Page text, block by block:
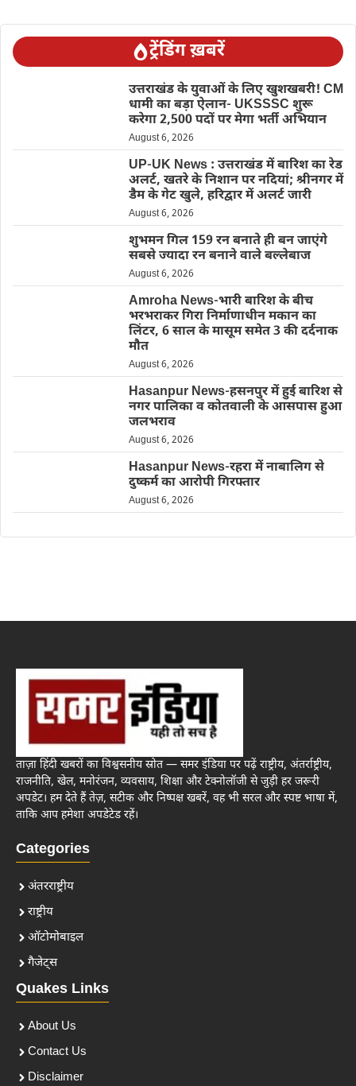
ट्रेंडिंग ख़बरें
उत्तराखंड के युवाओं के लिए खुशखबरी! CM
धामी का बड़ा ऐलान- UKSSSC शुरू
करेगा 2,500 पदों पर मेगा भर्ती अभियान
August 6, 2026
UP-UK News : उत्तराखंड में बारिश का रेड
अलर्ट, खतरे के निशान पर नदियां; श्रीनगर में
डैम के गेट खुले, हरिद्वार में अलर्ट जारी
August 6, 2026
शुभमन गिल 159 रन बनाते ही बन जाएंगे
सबसे ज्यादा रन बनाने वाले बल्लेबाज
August 6, 2026
Amroha News-भारी बारिश के बीच
भरभराकर गिरा निर्माणाधीन मकान का
लिंटर, 6 साल के मासूम समेत 3 की दर्दनाक
मौत
August 6, 2026
Hasanpur News-हसनपुर में हुई बारिश से
नगर पालिका व कोतवाली के आसपास हुआ
जलभराव
August 6, 2026
Hasanpur News-रहरा में नाबालिग से
दुष्कर्म का आरोपी गिरफ्तार
August 6, 2026
ताज़ा हिंदी खबरों का विश्वसनीय स्रोत — समर इंडिया पर पढ़ें राष्ट्रीय, अंतर्राष्ट्रीय,
राजनीति, खेल, मनोरंजन, व्यवसाय, शिक्षा और टेक्नोलॉजी से जुड़ी हर जरूरी
अपडेट। हम देते हैं तेज़, सटीक और निष्पक्ष खबरें, वह भी सरल और स्पष्ट भाषा में,
ताकि आप हमेशा अपडेटेड रहें।
Categories
अंतरराष्ट्रीय
राष्ट्रीय
ऑटोमोबाइल
गैजेट्स
Quakes Links
About Us
Contact Us
Disclaimer